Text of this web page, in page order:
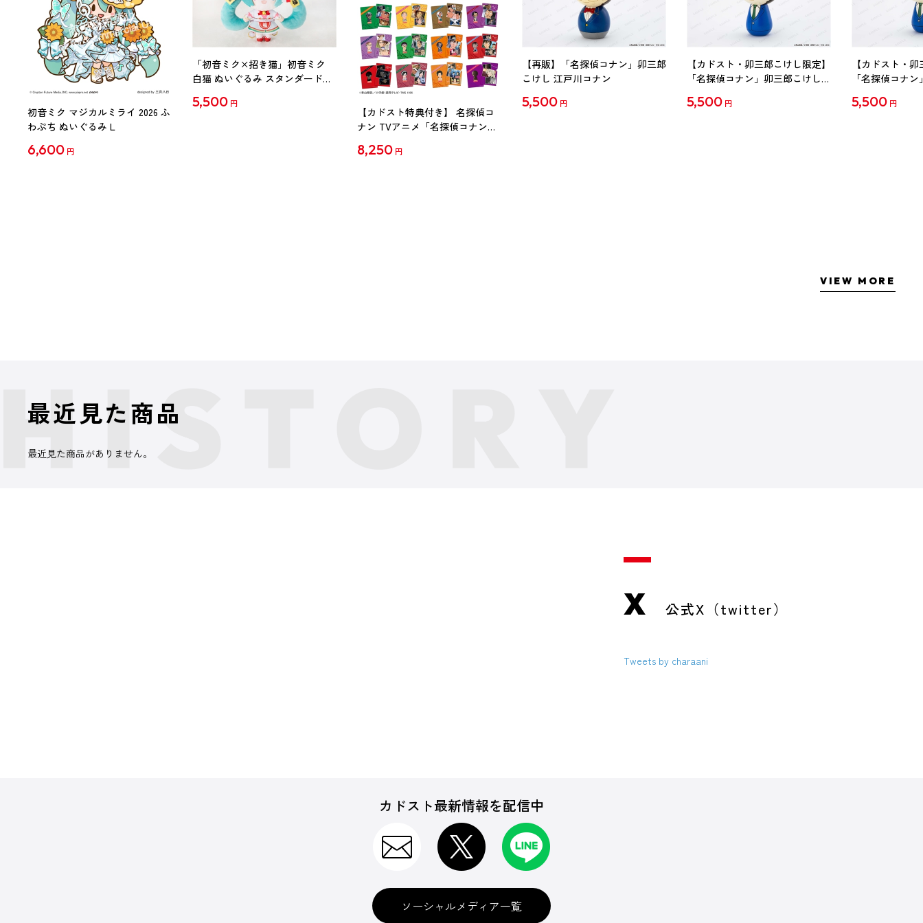
初音ミク マジカルミライ 2026 ふ
わぷち ぬいぐるみ L
6,600 円
「初音ミク×招き猫」初音ミク
白猫 ぬいぐるみ スタンダード
5,500 円
【カドスト特典付き】 名探偵コ
ナン TVアニメ「名探偵コナン」
【1BOX】
8,250 円
【再販】「名探偵コナン」卯三郎
こけし 江戸川コナン
5,500 円
【カドスト・卯三郎こけし限定】
「名探偵コナン」卯三郎こけし
5,500 円
【カドスト・
「名探偵コナ
5,500 円
VIEW MORE
最近見た商品
最近見た商品がありません。
X 公式X（twitter）
Tweets by charaani
カドスト最新情報を配信中
ソーシャルメディア一覧